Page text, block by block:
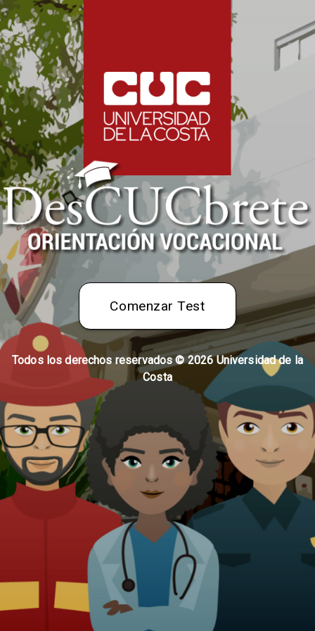
Comenzar Test
Todos los derechos reservados ©2026Universidad de la
Costa